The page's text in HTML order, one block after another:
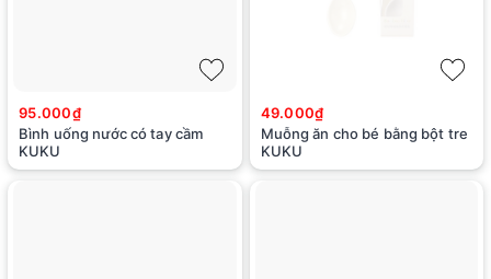
95.000₫
Bình uống nước có tay cầm
KUKU
49.000₫
Muỗng ăn cho bé bằng bột tre
KUKU